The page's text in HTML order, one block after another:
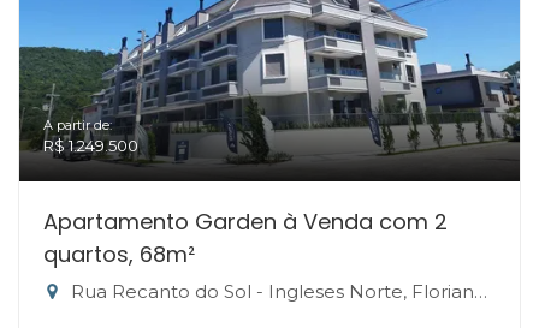
A partir de:
R$ 1.249.500
Apartamento Garden à Venda com 2
quartos, 68m²
Rua Recanto do Sol - Ingleses Norte, Florianópolis-SC